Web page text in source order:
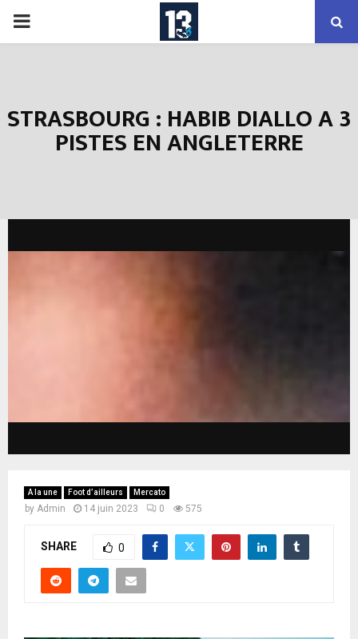
PRIMARY
STRASBOURG : HABIB DIALLO A 3
PISTES EN ANGLETERRE
A la une Foot d’ailleurs Mercato
by Admin 14 juin 2023 0 575
SHARE 0